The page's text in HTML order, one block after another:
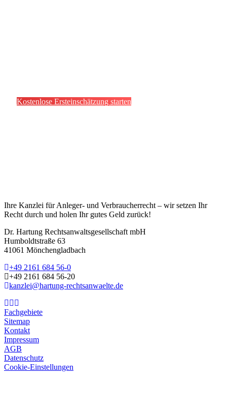
Kostenlose Ersteinschätzung starten
Ihre Kanzlei für Anleger- und Verbraucherrecht – wir setzen Ihr
Recht durch und holen Ihr gutes Geld zurück!
Dr. Hartung Rechtsanwaltsgesellschaft mbH
Humboldtstraße 63
41061 Mönchengladbach
+49 2161 684 56-0
+49 2161 684 56-20
kanzlei@hartung-rechtsanwaelte.de
Fachgebiete
Sitemap
Kontakt
Impressum
AGB
Datenschutz
Cookie-Einstellungen